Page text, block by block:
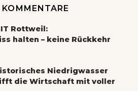
Rottweil:
halten – keine Rückkehr
Niedrigwasser
die Wirtschaft mit voller